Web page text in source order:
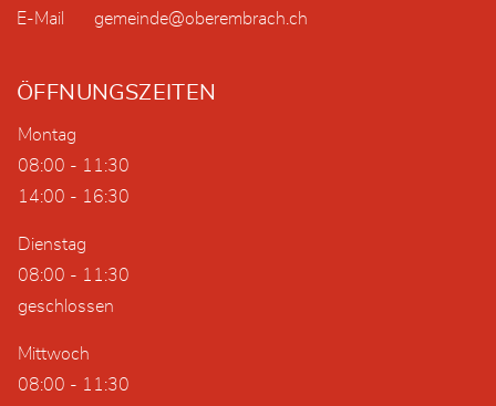
E-Mail
gemeinde@oberembrach.ch
ÖFFNUNGSZEITEN
Montag
08:00 - 11:30
14:00 - 16:30
Dienstag
08:00 - 11:30
geschlossen
Mittwoch
08:00 - 11:30